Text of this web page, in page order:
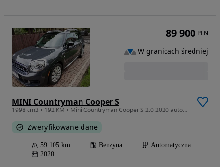
MINI Countryman Cooper S
1998 cm3 • 192 KM • Mini Countryman Cooper S 2.0 2020 automat stan idealny
Zweryfikowane dane
59 105 km Benzyna
Automatyczna
2020
89 900 PLN
W granicach średniej